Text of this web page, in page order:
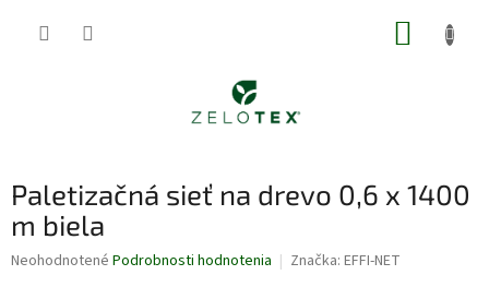
Paletizačná sieť na drevo 0,6 x 1400
m biela
Priemerné
Neohodnotené Podrobnosti hodnotenia Značka: EFFI-NET